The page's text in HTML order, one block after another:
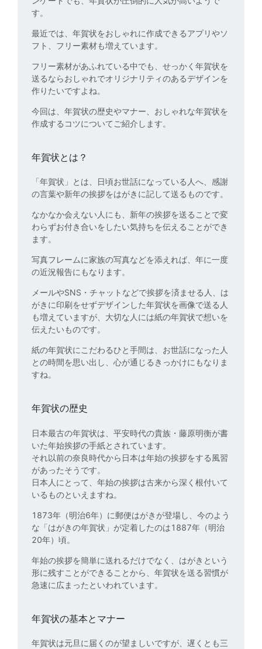
す。
最近では、年賀状をおしゃれに作成できるアプリやソ
フト、フリー素材も増えています。
フリー素材があふれている中でも、せっかく年賀状を
送るならおしゃれでオリジナリティのあるデザインを
作りたいですよね。
今回は、年賀状の歴史やマナー、おしゃれな年賀状を
作成するコツについてご紹介します。
年賀状とは？
「年賀状」とは、日頃お世話になっている人へ、感謝
の言葉や新年の挨拶をはがきに記して送るものです。
なかなか会えない人にも、新年の挨拶を送ることで変
わらずお付き合いをしたい気持ちを伝えることができ
ます。
写真フレームに家族の写真などを添えれば、年に一度
の近況報告にもなります。
メールやSNS・チャットなどで挨拶を済ませる人、は
がきに印刷をせずデザインした年賀状を画像で送る人
も増えていますが、大切な人には紙の年賀状で想いを
伝えたいものです。
紙の年賀状にこだわるひと手間は、お世話になった人
との時間を思い出し、心が通じるきっかけにもなりま
すね。
年賀状の歴史
日本最古の年賀状は、平安時代の貴族・藤原明衡が書
いた年始挨拶の手紙とされています。
それ以前の奈良時代から日本は年始の挨拶をする風習
があったそうです。
日本人にとって、年始の挨拶は古来から深く根付いて
いるものといえますね。
1873年（明治6年）に郵便はがきが登場し、今のよう
な「はがきの年賀状」が定着したのは1887年（明治
20年）頃。
年始の挨拶を簡単に送れるだけでなく、はがきという
形に残すことができることから、年賀状を送る習慣が
急速に広まったといわれています。
年賀状の基本とマナー
年賀状は元旦に届くのが望ましいですが、遅くとも三